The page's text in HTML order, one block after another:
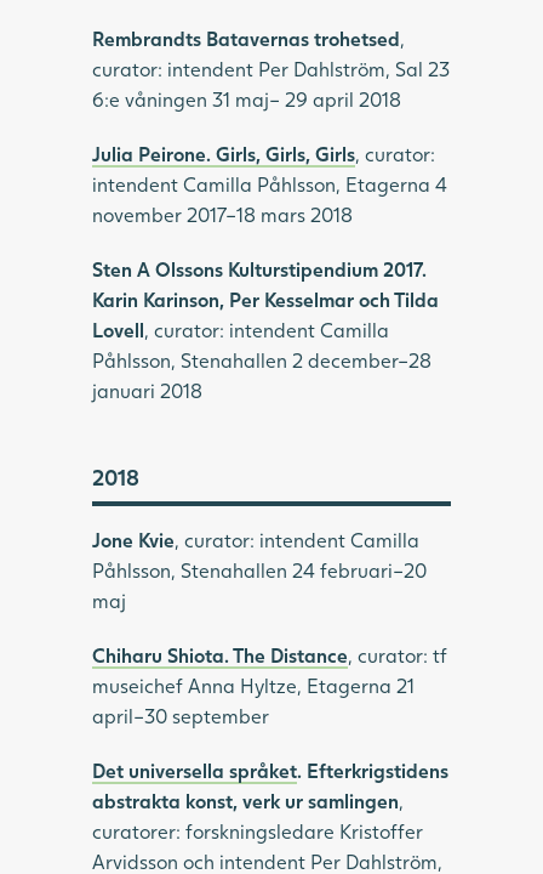
Rembrandts Batavernas trohetsed,
curator: intendent Per Dahlström, Sal 23
6:e våningen 31 maj– 29 april 2018
Julia Peirone. Girls, Girls, Girls, curator:
intendent Camilla Påhlsson, Etagerna 4
november 2017–18 mars 2018
Sten A Olssons Kulturstipendium 2017.
Karin Karinson, Per Kesselmar och Tilda
Lovell, curator: intendent Camilla
Påhlsson, Stenahallen 2 december–28
januari 2018
2018
Jone Kvie, curator: intendent Camilla
Påhlsson, Stenahallen 24 februari–20
maj
Chiharu Shiota. The Distance, curator: tf
museichef Anna Hyltze, Etagerna 21
april–30 september
Det universella språket. Efterkrigstidens
abstrakta konst, verk ur samlingen,
curatorer: forskningsledare Kristoffer
Arvidsson och intendent Per Dahlström,